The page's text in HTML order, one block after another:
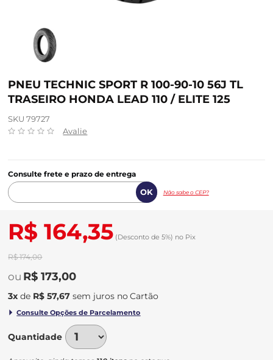
PNEU TECHNIC SPORT R 100-90-10 56J TL
TRASEIRO HONDA LEAD 110 / ELITE 125
SKU 79727
Avalie
Consulte frete e prazo de entrega
Não sabe o CEP?
R$ 164,35 (Desconto de 5%) no Pix
R$ 174,00
R$ 173,00
3x de R$ 57,67 sem juros no
Quantidade